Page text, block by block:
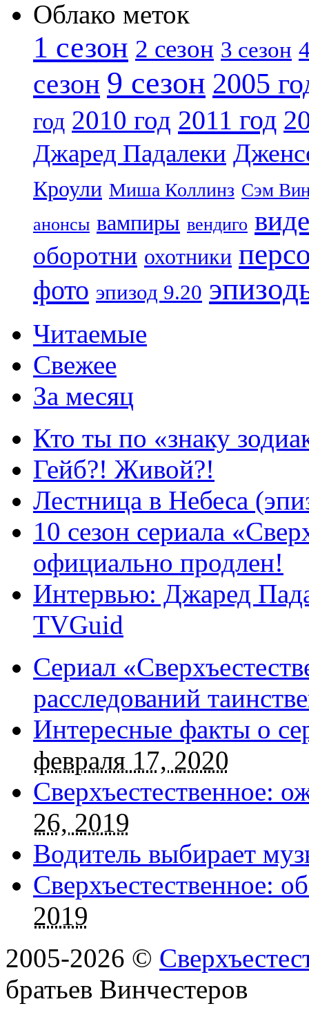
Облако меток
1 сезон 2 сезон 3 сезон
сезон 9 сезон 2005
год 2010 год 2011 год
Джаред Падалеки
Кроули Миша Коллинз Сэм
анонсы вампиры вендиго
оборотни охотники
фото эпизод 9.20
Читаемые
Свежее
За месяц
Кто ты по «знаку
Гейб?! Живой?!
Лестница в Небеса
10 сезон сериала
официально продлен!
Интервью: Джаред
TVGuid
Сериал
расследований
Интересные факты о
февраля 17, 2020
Сверхъестественное:
26, 2019
Водитель выбирает
Сверхъестественное:
2019
2005-2026 ©
братьев Винчестеров